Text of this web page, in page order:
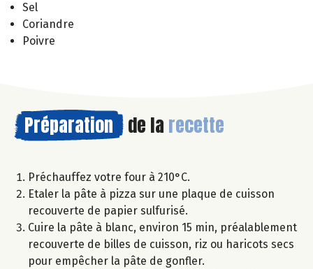
Sel
Coriandre
Poivre
Préparation de la recette
Préchauffez votre four à 210°C.
Etaler la pâte à pizza sur une plaque de cuisson
recouverte de papier sulfurisé.
Cuire la pâte à blanc, environ 15 min, préalablement
recouverte de billes de cuisson, riz ou haricots secs
pour empêcher la pâte de gonfler.